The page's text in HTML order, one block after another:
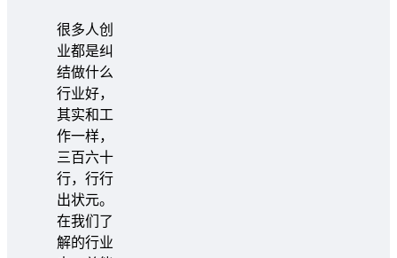
很多人创
业都是纠
结做什么
行业好，
其实和工
作一样，
三百六十
行，行行
出状元。
在我们了
解的行业